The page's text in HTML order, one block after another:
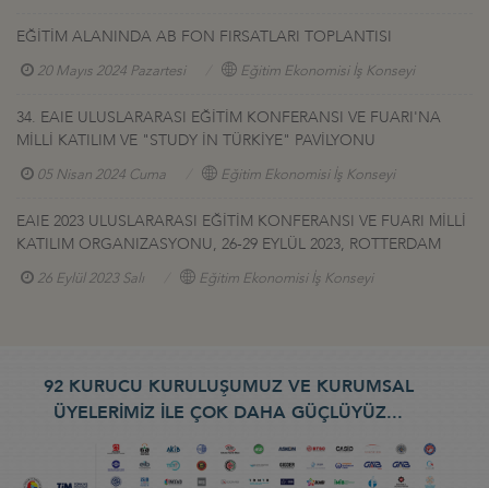
EĞİTİM ALANINDA AB FON FIRSATLARI TOPLANTISI
20 Mayıs 2024 Pazartesi Eğitim Ekonomisi İş Konseyi
34. EAIE ULUSLARARASI EĞİTİM KONFERANSI VE FUARI'NA
MİLLİ KATILIM VE "STUDY İN TÜRKİYE" PAVİLYONU
05 Nisan 2024 Cuma Eğitim Ekonomisi İş Konseyi
EAIE 2023 ULUSLARARASI EĞİTİM KONFERANSI VE FUARI MİLLİ
KATILIM ORGANIZASYONU, 26-29 EYLÜL 2023, ROTTERDAM
26 Eylül 2023 Salı Eğitim Ekonomisi İş Konseyi
92 KURUCU KURULUŞUMUZ VE KURUMSAL
ÜYELERİMİZ İLE ÇOK DAHA GÜÇLÜYÜZ...